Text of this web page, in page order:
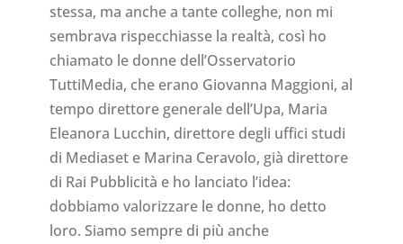
stessa, ma anche a tante colleghe, non mi
sembrava rispecchiasse la realtà, così ho
chiamato le donne dell’Osservatorio
TuttiMedia, che erano Giovanna Maggioni, al
tempo direttore generale dell’Upa, Maria
Eleanora Lucchin, direttore degli uffici studi
di Mediaset e Marina Ceravolo, già direttore
di Rai Pubblicità e ho lanciato l’idea:
dobbiamo valorizzare le donne, ho detto
loro. Siamo sempre di più anche